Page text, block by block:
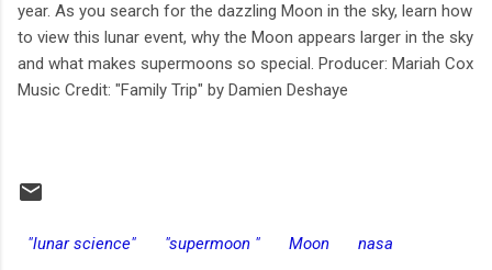
year. As you search for the dazzling Moon in the sky, learn how
to view this lunar event, why the Moon appears larger in the sky
and what makes supermoons so special. Producer: Mariah Cox
Music Credit: "Family Trip" by Damien Deshaye
"lunar science" "supermoon " Moon nasa